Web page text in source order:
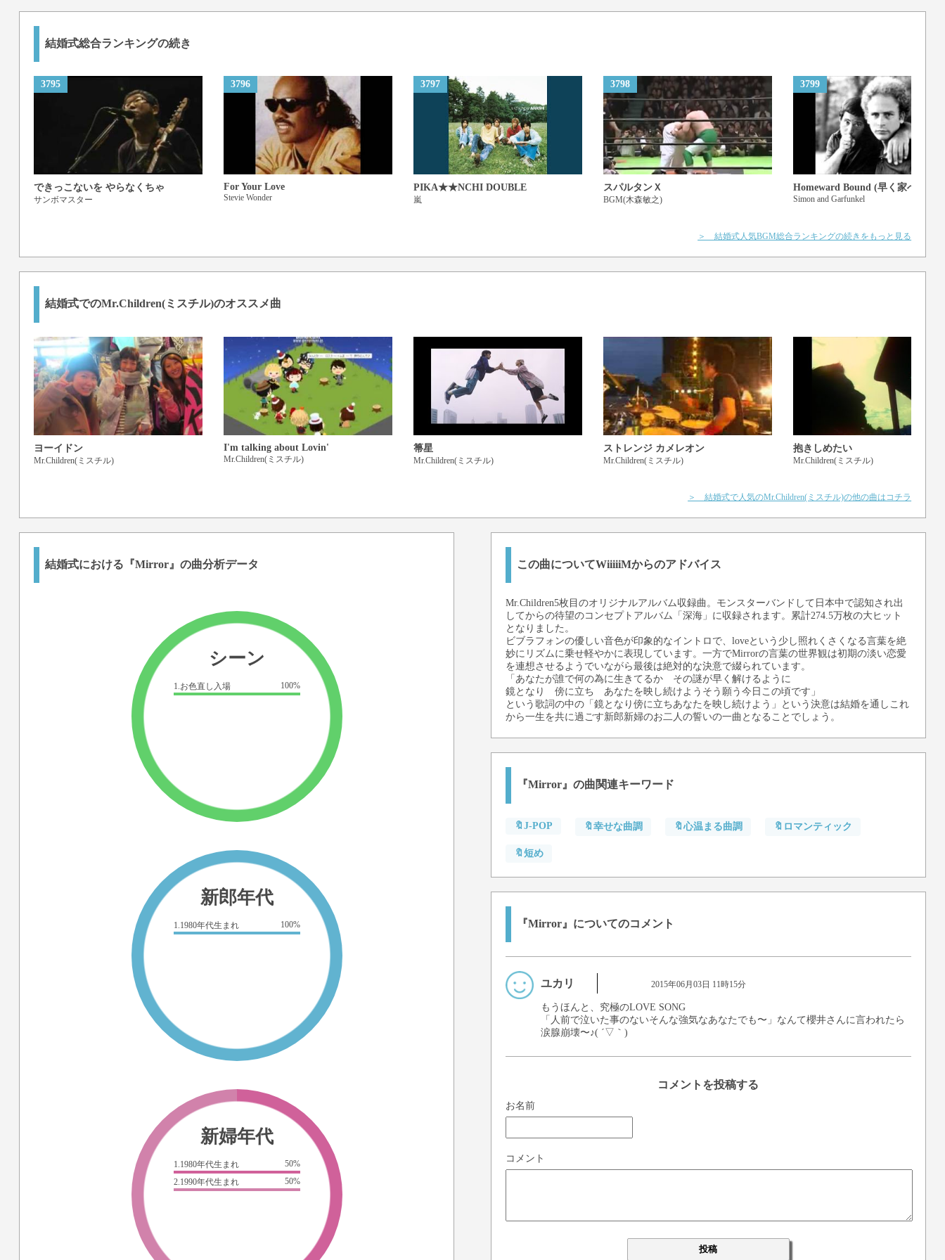
結婚式総合ランキングの続き
3795
できっこないを やらなくちゃ
サンボマスター
3796
For Your Love
Stevie Wonder
3797
PIKA★★NCHI DOUBLE
嵐
3798
スパルタンＸ
BGM(木森敏之)
3799
Homeward Bound (早く家へ帰り
Simon and Garfunkel
＞ 結婚式人気BGM総合ランキングの続きをもっと見る
結婚式でのMr.Children(ミスチル)のオススメ曲
ヨーイドン
Mr.Children(ミスチル)
I'm talking about Lovin'
Mr.Children(ミスチル)
箒星
Mr.Children(ミスチル)
ストレンジ カメレオン
Mr.Children(ミスチル)
抱きしめたい
Mr.Children(ミスチル)
＞ 結婚式で人気のMr.Children(ミスチル)の他の曲はコチラ
結婚式における『Mirror』の曲分析データ
シーン
1.お色直し入場 100%
新郎年代
1.1980年代生まれ 100%
新婦年代
1.1980年代生まれ
50%
2.1990年代生まれ
50%
この曲についてWiiiiiMからのアドバイス
Mr.Children5枚目のオリジナルアルバム収録曲。モンスターバンドして日本中で認知され出
してからの待望のコンセプトアルバム「深海」に収録されます。累計274.5万枚の大ヒット
となりました。
ビブラフォンの優しい音色が印象的なイントロで、loveという少し照れくさくなる言葉を絶
妙にリズムに乗せ軽やかに表現しています。一方でMirrorの言葉の世界観は初期の淡い恋愛
を連想させるようでいながら最後は絶対的な決意で綴られています。
「あなたが誰で何の為に生きてるか その謎が早く解けるように
鏡となり 傍に立ち あなたを映し続けようそう願う今日この頃です」
という歌詞の中の「鏡となり傍に立ちあなたを映し続けよう」という決意は結婚を通しこれ
から一生を共に過ごす新郎新婦のお二人の誓いの一曲となることでしょう。
『Mirror』の曲関連キーワード
🔖J-POP 🔖幸せな曲調 🔖心温まる曲調 🔖ロマンティック
🔖短め
『Mirror』についてのコメント
ユカリ 2015年06月03日 11時15分
もうほんと、究極のLOVE SONG
「人前で泣いた事のないそんな強気なあなたでも〜」なんて櫻井さんに言われたら
涙腺崩壊〜♪( ´▽｀)
コメントを投稿する
お名前
コメント